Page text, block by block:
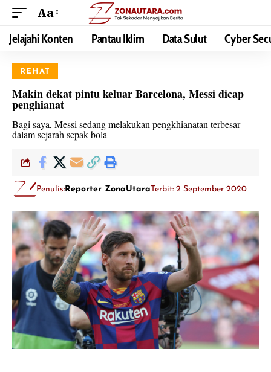
Aa
Jelajahi Konten Pantau Iklim Data Sulut Cyber
REHAT
Makin dekat pintu keluar Barcelona, Messi dicap
penghianat
Bagi saya, Messi sedang melakukan pengkhianatan terbesar
dalam sejarah sepak bola
Penulis: Reporter ZonaUtaraTerbit: 2 September 2020